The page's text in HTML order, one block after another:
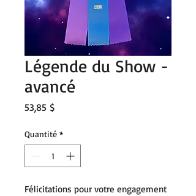
Légende du Show -
avancé
53,85 $Prix
Quantité *
Félicitations pour votre engagement